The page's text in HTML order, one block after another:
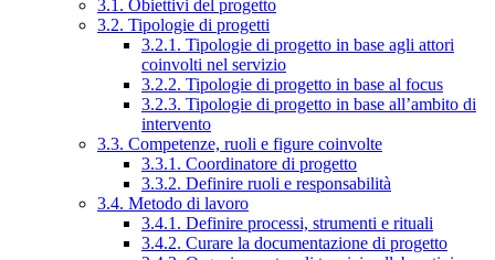
3.1. Obiettivi del progetto
3.2. Tipologie di progetti
3.2.1. Tipologie di progetto in base agli attori
coinvolti nel servizio
3.2.2. Tipologie di progetto in base al focus
3.2.3. Tipologie di progetto in base all’ambito di
intervento
3.3. Competenze, ruoli e figure coinvolte
3.3.1. Coordinatore di progetto
3.3.2. Definire ruoli e responsabilità
3.4. Metodo di lavoro
3.4.1. Definire processi, strumenti e rituali
3.4.2. Curare la documentazione di progetto